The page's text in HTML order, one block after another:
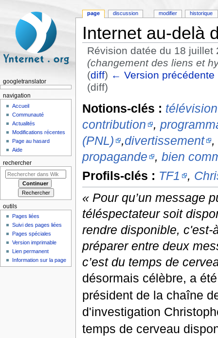
Internet au-delà
Révision datée du 18
(changement des liens et
(diff) ← Version précédente
(diff)
Notions-clés : télévision
contribution
,
(PNL)
,divertissement ,
propagande
, bien
Profils-clés : TF1 ,
« Pour qu’un message
téléspectateur soit
rendre disponible, c'est-
préparer entre deux
c’est du temps de
désormais célèbre, a
président de la chaîne
d'investigation
temps de cerveau
page discussion modifier historique
googletranslator
navigation
Accueil
Communauté
Actualités
Modifications récentes
Page au hasard
Aide
rechercher
outils
Pages liées
Suivi des pages liées
Pages spéciales
Version imprimable
Lien permanent
Information sur la page